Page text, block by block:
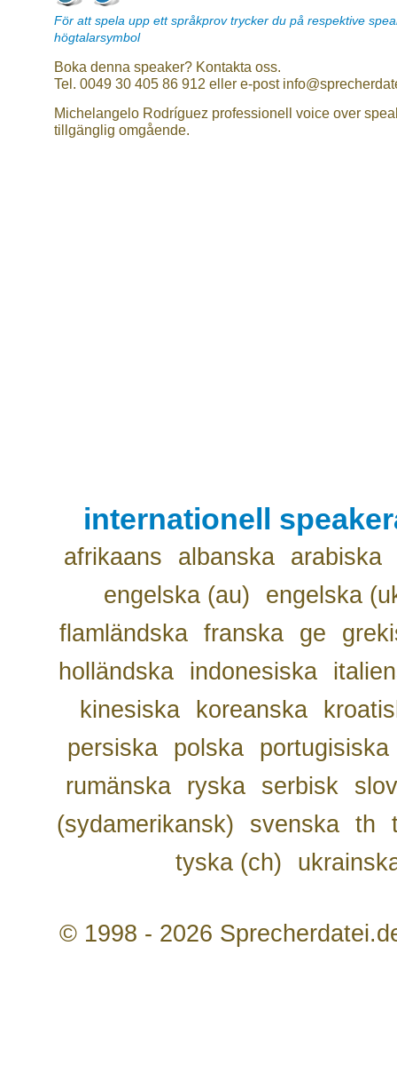
För att spela upp ett språkprov trycker du på respektive
högtalarsymbol
Boka denna speaker? Kontakta oss.
Tel. 0049 30 405 86 912 eller e-post
Michelangelo Rodríguez professionell voice over
tillgänglig omgående.
internationell
afrikaans albanska
arabiska
engelska (au)
engelska
flamländska franska ge
holländska
indonesiska
kinesiska
koreanska
persiska
polska
portugisiska
rumänska
ryska serbisk
(sydamerikansk)
svenska th
tyska (ch)
© 1998 - 2026